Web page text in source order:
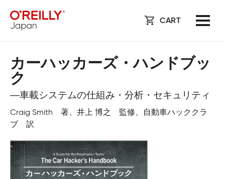
CART
カーハッカーズ・ハンドブッ
ク
―車載システムの仕組み・分析・セキュリティ
Craig Smith 著、井上 博之 監修、自動車ハッククラ
ブ 訳